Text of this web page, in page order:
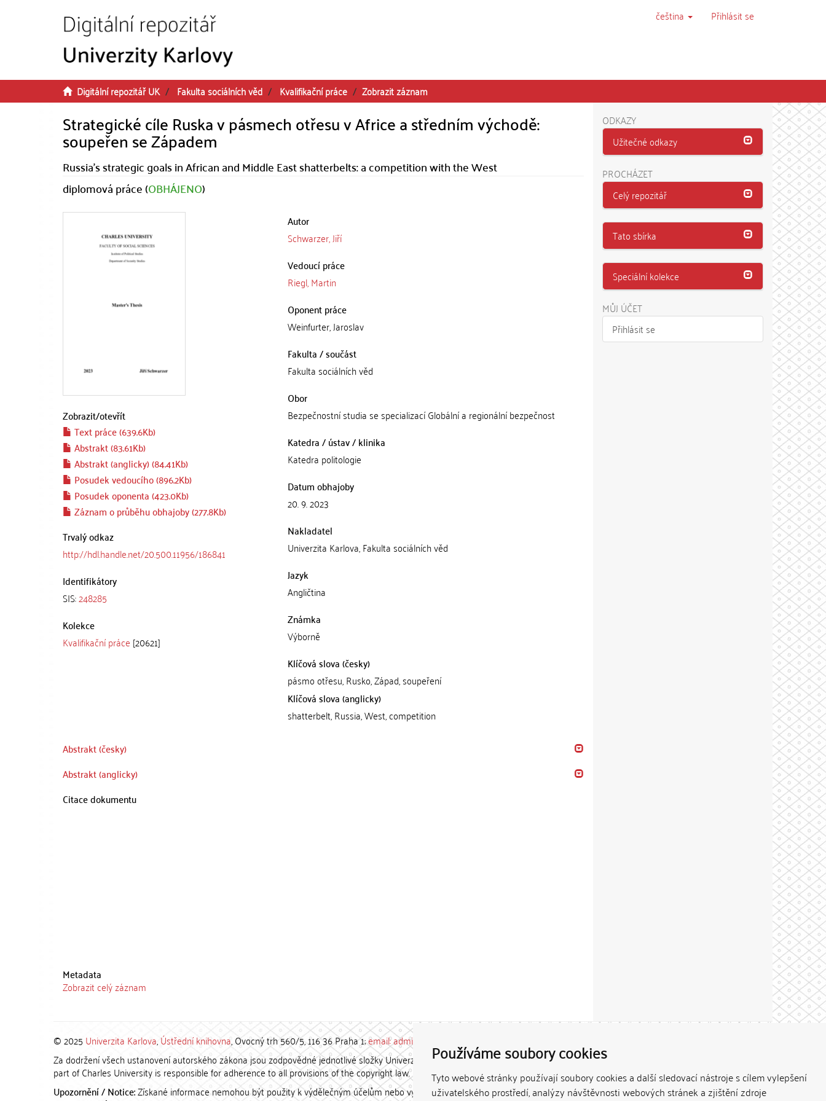
Používáme soubory cookies
Tyto webové stránky používají soubory cookies a další sledovací nástroje s cílem vylepšení
uživatelského prostředí, analýzy návštěvnosti webových stránek a zjištění zdroje
čeština Přihlásit se
Digitální repozitář UK Fakulta sociálních věd Kvalifikační práce Zobrazit záznam
Strategické cíle Ruska v pásmech otřesu v Africe a středním východě:
soupeřen se Západem
Russia's strategic goals in African and Middle East shatterbelts: a competition with the West
diplomová práce (OBHÁJENO)
Zobrazit/otevřít
Text práce (639.6Kb)
Abstrakt (83.61Kb)
Abstrakt (anglicky) (84.41Kb)
Posudek vedoucího (896.2Kb)
Posudek oponenta (423.0Kb)
Záznam o průběhu obhajoby (277.8Kb)
Trvalý odkaz
http://hdl.handle.net/20.500.11956/186841
Identifikátory
SIS:248285
Kolekce
Kvalifikační práce [20621]
Autor
Schwarzer, Jiří
Vedoucí práce
Riegl, Martin
Oponent práce
Weinfurter, Jaroslav
Fakulta / součást
Fakulta sociálních věd
Obor
Bezpečnostní studia se specializací Globální a regionální bezpečnost
Katedra / ústav / klinika
Katedra politologie
Datum obhajoby
20. 9. 2023
Nakladatel
Univerzita Karlova, Fakulta sociálních věd
Jazyk
Angličtina
Známka
Výborně
Klíčová slova (česky)
pásmo otřesu, Rusko, Západ, soupeření
Klíčová slova (anglicky)
shatterbelt, Russia, West, competition
Abstrakt (česky)
Abstrakt (anglicky)
Citace dokumentu
Metadata
Zobrazit celý záznam
ODKAZY
Užitečné odkazy
PROCHÁZET
Celý repozitář
Tato sbírka
Speciální kolekce
MŮJ ÚČET
Přihlásit se
© 2025 Univerzita Karlova,Ústřední knihovna, Ovocný trh 560/5, 116 36 Praha 1;email: admin-repozitar [at] cuni.cz
Za dodržení všech ustanovení autorského zákona jsou zodpovědné jednotlivé složky Univerzity Karlovy. / Each constituent
part of Charles University is responsible for adherence to all provisions of the copyright law.
Upozornění / Notice:Získané informace nemohou být použity k výdělečným účelům nebo vydávány za studijní, vědeckou